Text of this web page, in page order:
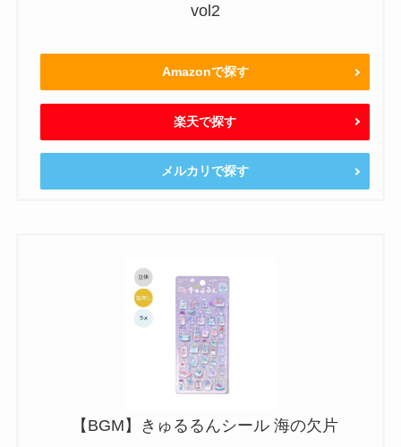
vol2
Amazonで探す
楽天で探す
メルカリで探す
【BGM】きゅるるんシール 海の欠片